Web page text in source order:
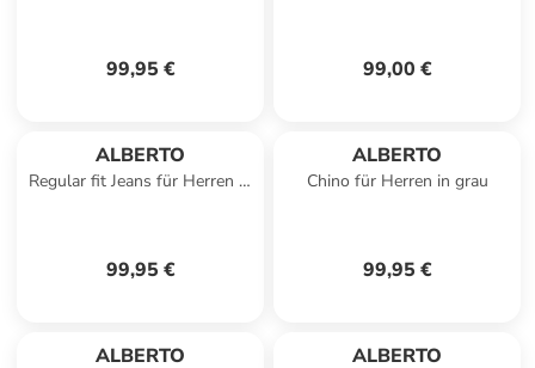
99,95 € 99,00 €
ALBERTO
Regular fit Jeans für Herren in
99,95 €
ALBERTO
Chino für Herren in grau
99,95 €
ALBERTO ALBERTO